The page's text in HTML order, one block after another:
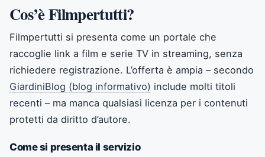
Cos’è Filmpertutti?
Filmpertutti si presenta come un portale che
raccoglie link a film e serie TV in streaming, senza
richiedere registrazione. L’offerta è ampia – secondo
GiardiniBlog (blog informativo) include molti titoli
recenti – ma manca qualsiasi licenza per i contenuti
protetti da diritto d’autore.
Come si presenta il servizio